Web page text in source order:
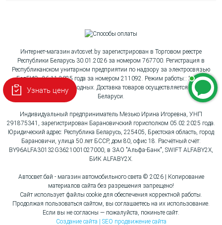
Интернет-магазин avtosvet.by зарегистрирован в Торговом реестре
Республики Беларусь 30.01.2026 за номером 767700. Регистрация в
Республиканском унитарном предприятии по надзору за электросвязью
«БелГИЭ» 26.11.2025 года за номером 211092. Режим работы:: Пн-Вс с
10:00 до 18:00, без выходных. Доставка товаров осуществляется по всей
Беларуси.
Индивидуальный предприниматель Мезько Ирина Игоревна, УНП
291875341, зарегистрирован Барановичский горисполком 05.02.2025 года.
Юридический адрес: Республика Беларусь, 225405, Брестская область, город
Барановичи, улица 50 лет БССР, дом 80, офис 18. Расчётный счёт:
BY96ALFA30132G3621001027000, в ЗАО "Альфа-Банк", SWIFT ALFABY2X,
БИК ALFABY2X.
Автосвет.бай - магазин автомобильного света © 2026 | Копирование
материалов сайта без разрешения запрещено!
Сайт использует файлы cookie для обеспечения корректной работы.
Продолжая пользоваться сайтом, вы соглашаетесь на их использование.
Если вы не согласны — пожалуйста, покиньте сайт.
Создание сайта | SEO продвижение сайта
Узнать цену